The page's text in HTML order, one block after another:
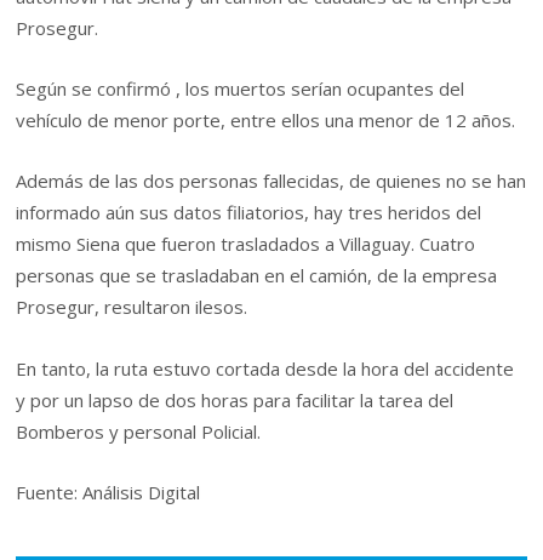
Prosegur.
Según se confirmó , los muertos serían ocupantes del
vehículo de menor porte, entre ellos una menor de 12 años.
Además de las dos personas fallecidas, de quienes no se han
informado aún sus datos filiatorios, hay tres heridos del
mismo Siena que fueron trasladados a Villaguay. Cuatro
personas que se trasladaban en el camión, de la empresa
Prosegur, resultaron ilesos.
En tanto, la ruta estuvo cortada desde la hora del accidente
y por un lapso de dos horas para facilitar la tarea del
Bomberos y personal Policial.
Fuente: Análisis Digital